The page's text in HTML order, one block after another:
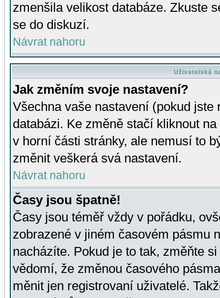
zmenšila velikost databáze. Zkuste
se do diskuzí.
Návrat nahoru
Uživatelská
Jak změním svoje nastavení?
Všechna vaše nastavení (pokud
databázi. Ke změně stačí kliknout
v horní části stránky, ale nemusí to
změnit veškerá svá nastavení.
Návrat nahoru
Časy jsou špatně!
Časy jsou téměř vždy v pořádku,
zobrazené v jiném časovém pásmu
nacházíte. Pokud je to tak, změňte
vědomí, že změnou časového
měnit jen registrovaní uživatelé.